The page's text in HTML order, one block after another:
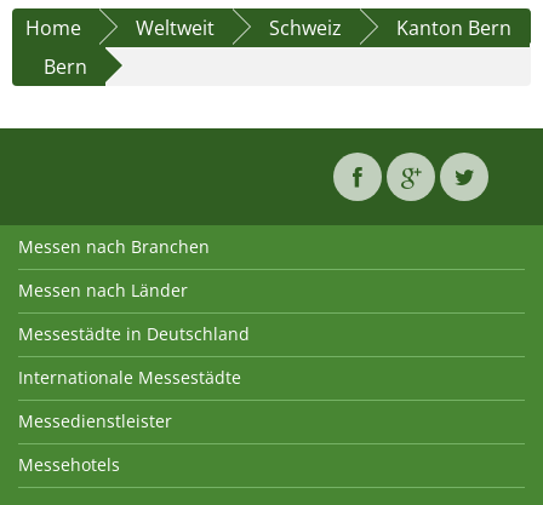
Home Weltweit Schweiz
Kanton Bern
Bern
Messen nach Branchen
Messen nach Länder
Messestädte in Deutschland
Internationale Messestädte
Messedienstleister
Messehotels